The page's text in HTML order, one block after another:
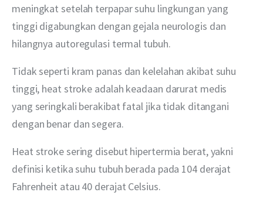
meningkat setelah terpapar suhu lingkungan yang
tinggi digabungkan dengan gejala neurologis dan
hilangnya autoregulasi termal tubuh.
Tidak seperti kram panas dan kelelahan akibat suhu
tinggi, heat stroke adalah keadaan darurat medis
yang seringkali berakibat fatal jika tidak ditangani
dengan benar dan segera.
Heat stroke sering disebut hipertermia berat, yakni
definisi ketika suhu tubuh berada pada 104 derajat
Fahrenheit atau 40 derajat Celsius.